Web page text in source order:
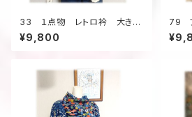
33 １点物 レトロ衿 大きな
衿 デッドストック本染浴衣地
昭和レトロ ブラウス 七分
¥9,800
79
ール
ヤ柄